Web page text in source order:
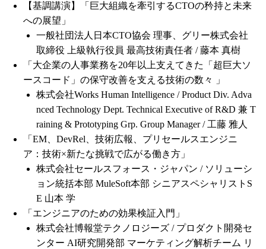
【基調講演】「巨大組織を牽引するCTOの矜持と未来
への展望」
一般社団法人日本CTO協会 理事、グリー株式会社
取締役 上級執行役員 最高技術責任者 / 藤本 真樹
「大企業の人事業務を20年以上支えてきた「超巨大ソ
ースコード」の保守改善を支える技術の数々 」
株式会社Works Human Intelligence / Product Div. Adva
nced Technology Dept. Technical Executive of R&D 兼 T
raining & Prototyping Grp. Group Manager / 工藤 雅人
「EM、DevRel、技術広報、プリセールスエンジニ
ア：技術×新たな挑戦で広がる働き方」
株式会社セールスフォース・ジャパン / ソリューシ
ョン統括本部 MuleSoft本部 シニアスペシャリストS
E 山本 学
「エンジニアのための効果検証入門」
株式会社博報堂テクノロジーズ / プロダクト開発セ
ンター AI研究開発部 マーケティング解析チーム リ